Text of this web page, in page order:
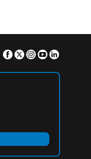
Facebook
TwitterInstagram
Youtube